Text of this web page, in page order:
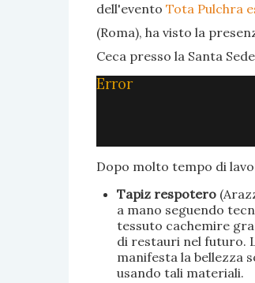
dell'evento Tota Pulchra
(Roma), ha visto la
Ceca presso la Santa
Error
Dopo molto tempo di
Tapiz respotero
a mano seguendo
tessuto cachemire
di restauri nel futuro.
manifesta la bellezza
usando tali materiali.